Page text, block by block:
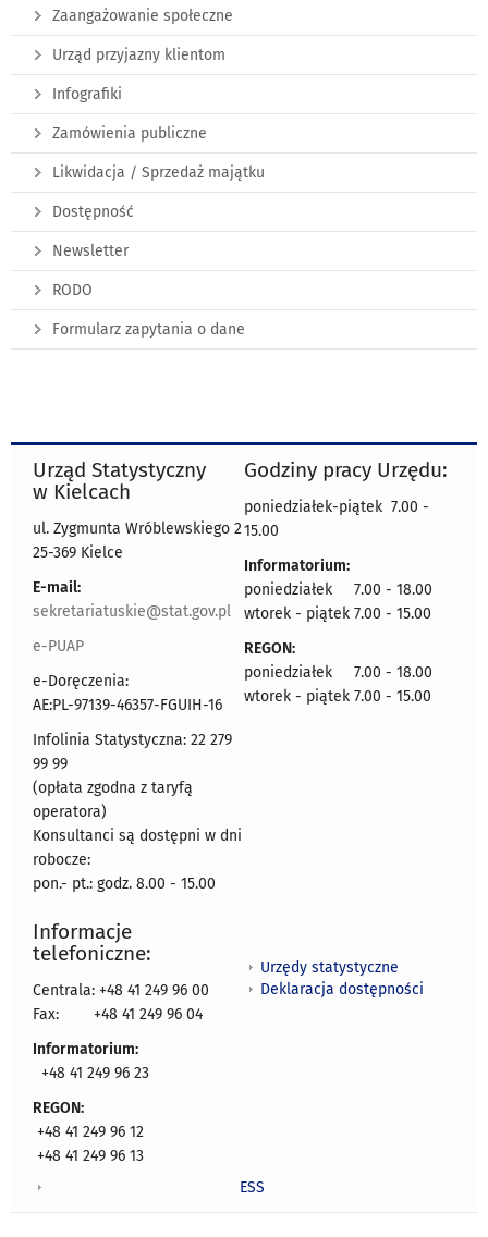
Zaangażowanie społeczne
Urząd przyjazny klientom
Infografiki
Zamówienia publiczne
Likwidacja / Sprzedaż majątku
Dostępność
Newsletter
RODO
Formularz zapytania o dane
Urząd Statystyczny
w Kielcach
ul. Zygmunta Wróblewskiego 2
25-369 Kielce
E-mail:
sekretariatuskie@stat.gov.pl
e-PUAP
e-Doręczenia:
AE:PL-97139-46357-FGUIH-16
Infolinia Statystyczna: 22 279
99 99
(opłata zgodna z taryfą
operatora)
Konsultanci są dostępni w dni
robocze:
pon.- pt.: godz. 8.00 - 15.00
Godziny pracy Urzędu:
poniedziałek-piątek 7.00 -
15.00
Informatorium:
poniedziałek 7.00 - 18.00
wtorek - piątek 7.00 - 15.00
REGON:
poniedziałek 7.00 - 18.00
wtorek - piątek 7.00 - 15.00
Informacje
telefoniczne:
Centrala: +48 41 249 96 00
Fax:
+48 41 249 96 04
Informatorium:
+48 41 249 96 23
REGON:
+48 41 249 96 12
+48 41 249 96 13
Urzędy statystyczne
Deklaracja dostępności
ESS